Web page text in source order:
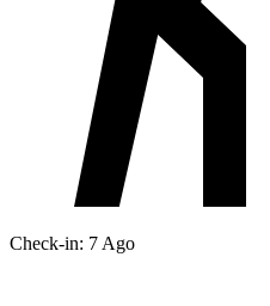
Check-in: 7 Ago